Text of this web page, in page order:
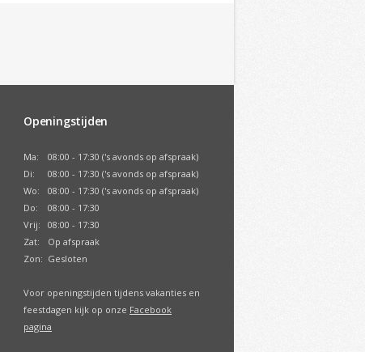
Openingstijden
Ma:
08:00 - 17:30 ('s avonds op afspraak)
Di:
08:00 - 17:30 ('s avonds op afspraak)
Wo:
08:00 - 17:30 ('s avonds op afspraak)
Do:
08:00 - 17:30
Vrij:
08:00 - 17:30
Zat:
Op afspraak
Zon: Gesloten
Voor openingstijden tijdens vakanties en
feestdagen kijk op onze Facebook
pagina